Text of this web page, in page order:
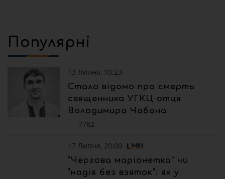
Популярні
13 Липня, 10:23
Стало відомо про смерть
священника УГКЦ отця
Володимира Чабана
7782
17 Липня, 20:00
“Чергова маріонетка” чи
“надія без взяток”: як у